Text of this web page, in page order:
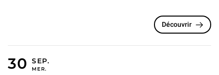
Découvrir